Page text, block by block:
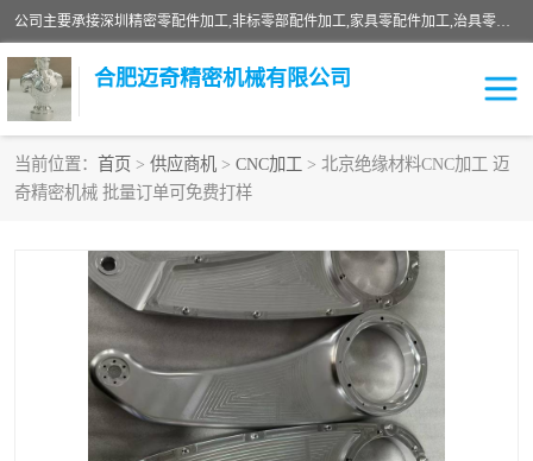
公司主要承接深圳精密零配件加工,非标零部配件加工,家具零配件加工,治具零配件加工,安徽精密零配件加工等各种各种精密机械加工，欢迎来来电咨询！
合肥迈奇精密机械有限公司
当前位置： 首页 > 供应商机 > CNC加工 > 北京绝缘材料CNC加工 迈
奇精密机械 批量订单可免费打样
铣床加工
机器人零件加工 绝缘材料加工
家具零配件加工 数控精密机加工
零部件机加工 机床零件加工
CNC加工 数控机床加工